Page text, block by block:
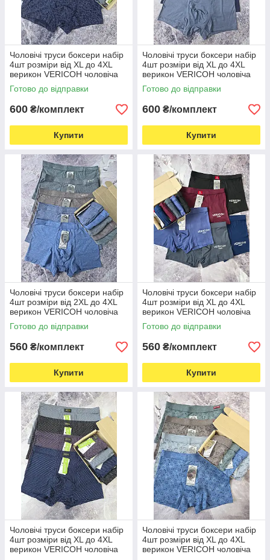
Чоловічі труси боксери набір
4шт розміри від XL до 4XL
верикон VERICOH чоловіча
білизна
Готово до відправки
600 ₴/комплект
Купити
Чоловічі труси боксери набір
4шт розміри від XL до 4XL
верикон VERICOH чоловіча
білизна
Готово до відправки
600 ₴/комплект
Купити
Чоловічі труси боксери набір
4шт розміри від 2XL до 4XL
верикон VERICOH чоловіча
білизна
Готово до відправки
560 ₴/комплект
Купити
Чоловічі труси боксери набір
4шт розміри від XL до 4XL
верикон VERICOH чоловіча
білизна
Готово до відправки
560 ₴/комплект
Купити
Чоловічі труси боксери набір
4шт розміри від XL до 4XL
верикон VERICOH чоловіча
Чоловічі труси боксери набір
4шт розміри від XL до 4XL
верикон VERICOH чоловіча